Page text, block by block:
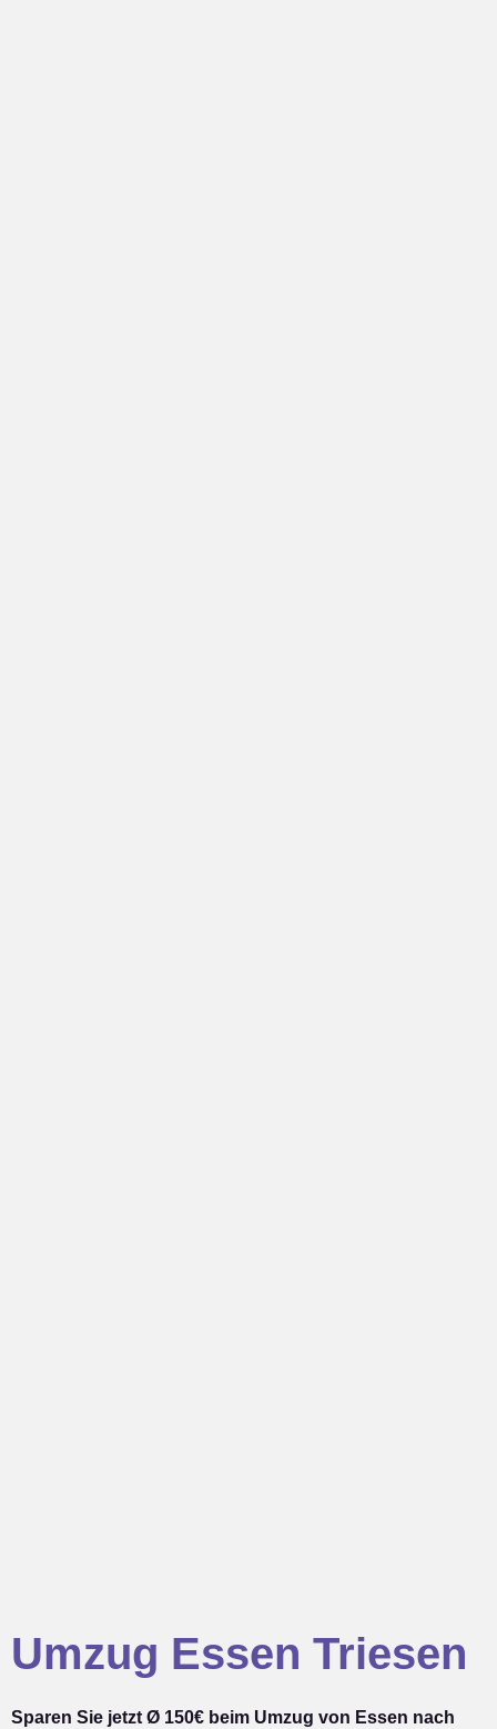
Umzug Essen Triesen
Sparen Sie jetzt Ø 150€ beim Umzug von Essen nach